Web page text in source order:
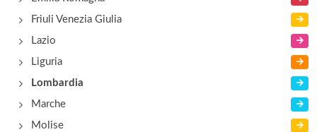
Accademia
Friuli Venezia Giulia
Lazio
Liguria
Lombardia
Marche
Molise